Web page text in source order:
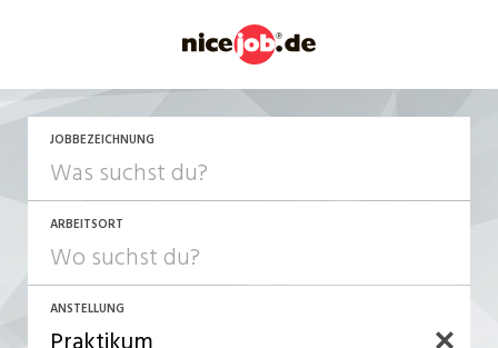
JOBBEZEICHNUNG
ARBEITSORT
ANSTELLUNG